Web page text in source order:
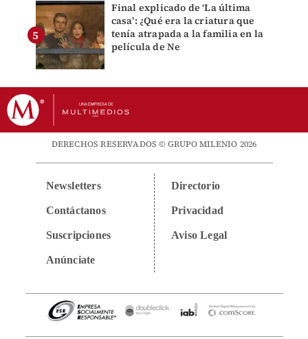
Final explicado de ‘La última
casa’: ¿Qué era la criatura que
tenía atrapada a la familia en la
película de Ne
DERECHOS RESERVADOS © GRUPO MILENIO 2026
Newsletters
Contáctanos
Suscripciones
Anúnciate
Directorio
Privacidad
Aviso Legal